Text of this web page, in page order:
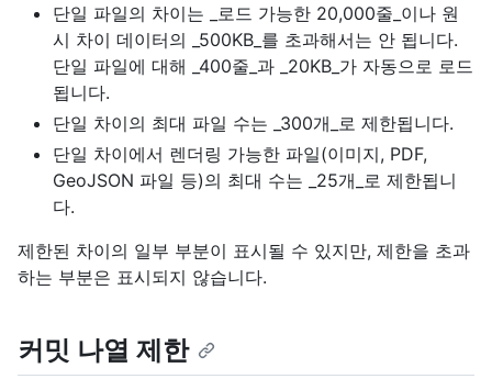
단일 파일의 차이는 _로드 가능한 20,000줄_이나 원
시 차이 데이터의 _500KB_를 초과해서는 안 됩니다.
단일 파일에 대해 _400줄_과 _20KB_가 자동으로 로드
됩니다.
단일 차이의 최대 파일 수는 _300개_로 제한됩니다.
단일 차이에서 렌더링 가능한 파일(이미지, PDF,
GeoJSON 파일 등)의 최대 수는 _25개_로 제한됩니
다.
제한된 차이의 일부 부분이 표시될 수 있지만, 제한을 초과
하는 부분은 표시되지 않습니다.
커밋 나열 제한